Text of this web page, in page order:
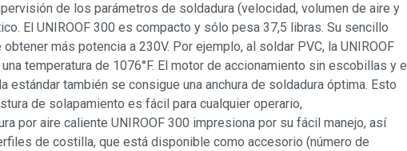
de los parámetros de soldadura (velocidad, volumen de aire y
El UNIROOF 300 es compacto y sólo pesa 37,5 libras. Su sencillo
más potencia a 230V. Por ejemplo, al soldar PVC, la UNIROOF
temperatura de 1076°F. El motor de accionamiento sin escobillas y el
también se consigue una anchura de soldadura óptima. Esto
de solapamiento es fácil para cualquier operario,
por aire caliente UNIROOF 300 impresiona por su fácil manejo, así
de costilla, que está disponible como accesorio (número de